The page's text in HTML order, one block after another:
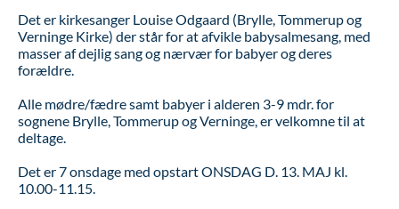
Det er kirkesanger Louise Odgaard (Brylle, Tommerup og
Verninge Kirke) der står for at afvikle babysalmesang, med
masser af dejlig sang og nærvær for babyer og deres
forældre.
Alle mødre/fædre samt babyer i alderen 3-9 mdr. for
sognene Brylle, Tommerup og Verninge, er velkomne til at
deltage.
Det er 7 onsdage med opstart ONSDAG D. 13. MAJ kl.
10.00-11.15.